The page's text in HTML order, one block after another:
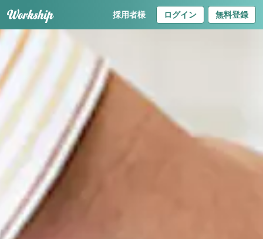
採用者様 ログイン 無料登録